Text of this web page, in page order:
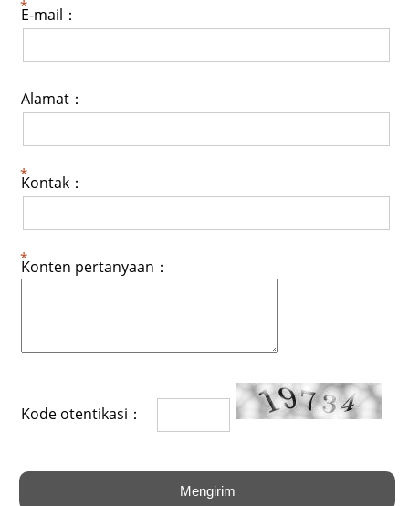
E-mail：
Alamat：
Kontak：
Konten pertanyaan：
Kode otentikasi：